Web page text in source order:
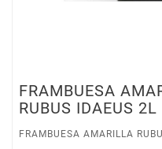
FRAMBUESA
RUBUS IDAEUS 2L
FRAMBUESA AMARILLA